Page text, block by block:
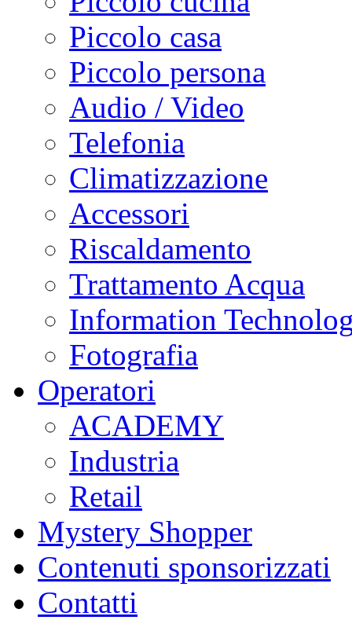
Piccolo casa
Piccolo persona
Audio / Video
Telefonia
Climatizzazione
Accessori
Riscaldamento
Trattamento Acqua
Information
Fotografia
Operatori
ACADEMY
Industria
Retail
Mystery Shopper
Contenuti sponsorizzati
Contatti